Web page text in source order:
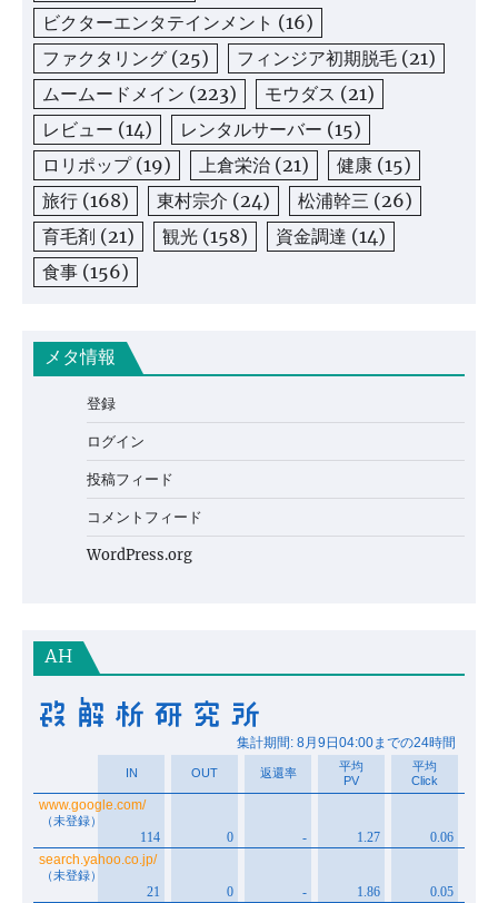
ビクターエンタテインメント (16)
ファクタリング (25) フィンジア初期脱毛 (21)
ムームードメイン (223) モウダス (21)
レビュー (14) レンタルサーバー (15)
ロリポップ(19) 上倉栄治 (21) 健康 (15)
旅行 (168) 東村宗介 (24) 松浦幹三 (26)
育毛剤 (21) 観光 (158) 資金調達 (14)
食事 (156)
メタ情報
登録
ログイン
投稿フィード
コメントフィード
WordPress.org
AH